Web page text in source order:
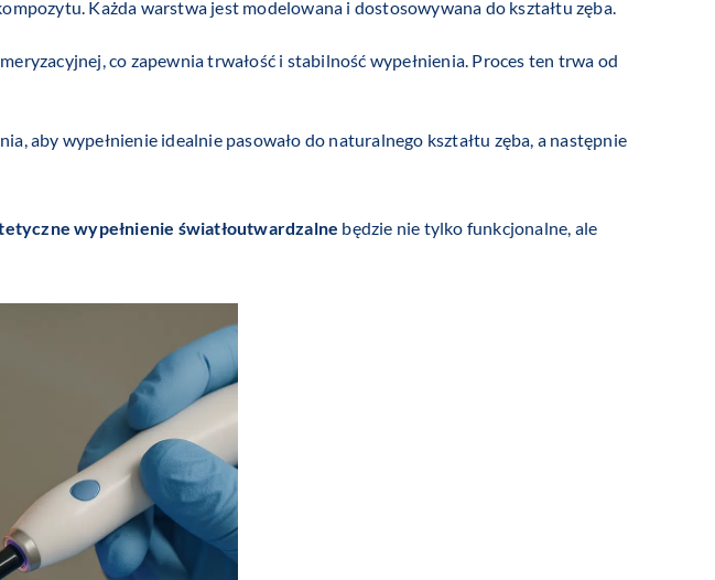
Każda warstwa jest modelowana i dostosowywana do kształtu zęba.
co zapewnia trwałość i stabilność wypełnienia. Proces ten trwa od
aby wypełnienie idealnie pasowało do naturalnego kształtu zęba, a następnie
wypełnienie światłoutwardzalne będzie nie tylko funkcjonalne, ale